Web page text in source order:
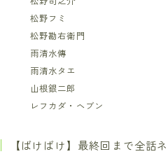
松野フミ
松野勘右衛門
雨清水傳
雨清水タエ
山根銀二郎
レフカダ・ヘブン
【ばけばけ】最終回まで全話